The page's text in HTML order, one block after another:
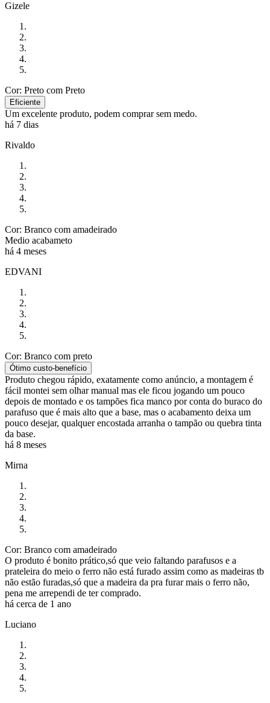
Gizele
Cor: Preto com Preto
Eficiente
Um excelente produto, podem comprar sem medo.
há 7 dias
Rivaldo
Cor: Branco com amadeirado
Medio acabameto
há 4 meses
EDVANI
Cor: Branco com preto
Ótimo custo-benefício
Produto chegou rápido, exatamente como anúncio, a montagem é
fácil montei sem olhar manual mas ele ficou jogando um pouco
depois de montado e os tampões fica manco por conta do buraco do
parafuso que é mais alto que a base, mas o acabamento deixa um
pouco desejar, qualquer encostada arranha o tampão ou quebra tinta
da base.
há 8 meses
Mirna
Cor: Branco com amadeirado
O produto é bonito prático,só que veio faltando parafusos e a
prateleira do meio o ferro não está furado assim como as madeiras tb
não estão furadas,só que a madeira da pra furar mais o ferro não,
pena me arrependi de ter comprado.
há cerca de 1 ano
Luciano